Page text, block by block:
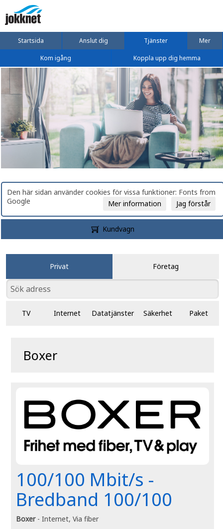
Startsida Anslut dig Tjänster Mer
Kom igång Koppla upp dig hemma
Den här sidan använder cookies för vissa funktioner: Fonts from
Google
Jag förstår
Mer information
Kundvagn
Privat Företag
TV Internet Datatjänster Säkerhet Paket
Boxer
100/100 Mbit/s -
Bredband 100/100
Boxer- Internet, Via fiber